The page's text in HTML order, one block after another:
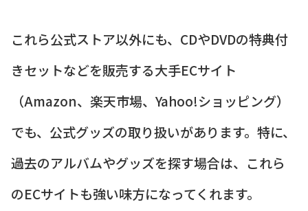
これら公式ストア以外にも、CDやDVDの特典付
きセットなどを販売する大手ECサイト
（Amazon、楽天市場、Yahoo!ショッピング）
でも、公式グッズの取り扱いがあります。特に、
過去のアルバムやグッズを探す場合は、これら
のECサイトも強い味方になってくれます。